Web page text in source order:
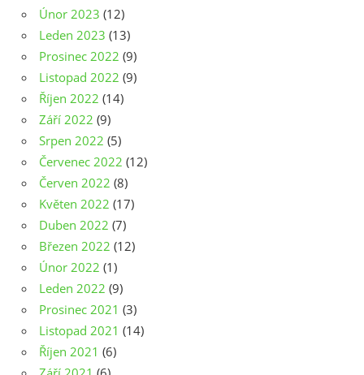
Únor 2023 (12)
Leden 2023 (13)
Prosinec 2022 (9)
Listopad 2022 (9)
Říjen 2022 (14)
Září 2022 (9)
Srpen 2022 (5)
Červenec 2022 (12)
Červen 2022 (8)
Květen 2022 (17)
Duben 2022 (7)
Březen 2022 (12)
Únor 2022 (1)
Leden 2022 (9)
Prosinec 2021 (3)
Listopad 2021 (14)
Říjen 2021 (6)